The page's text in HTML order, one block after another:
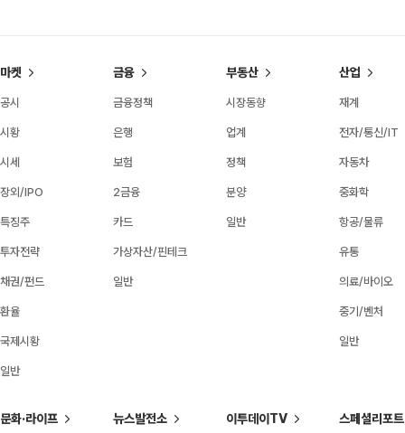
마켓
공시
시황
시세
장외/IPO
특징주
투자전략
채권/펀드
환율
국제시황
일반
금융
금융정책
은행
보험
2금융
카드
가상자산/핀테크
일반
부동산
시장동향
업계
정책
분양
일반
산업
재계
전자/통신/IT
자동차
중화학
항공/물류
유통
의료/바이오
중기/벤처
일반
문화·라이프 뉴스발전소 이투데이TV 스페셜리포트